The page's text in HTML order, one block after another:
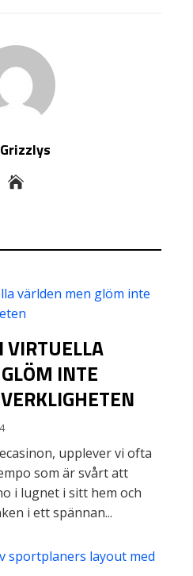
VIRTUELLA
INTE
upplever vi ofta
som är svårt att
i lugnet i sitt hem och
i ett spännan...